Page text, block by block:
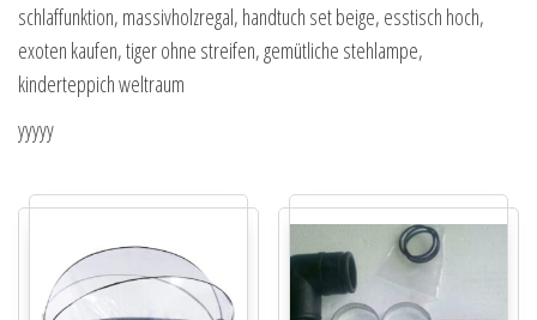
schlaffunktion, massivholzregal, handtuch set beige, esstisch hoch,
exoten kaufen, tiger ohne streifen, gemütliche stehlampe,
kinderteppich weltraum
yyyyy